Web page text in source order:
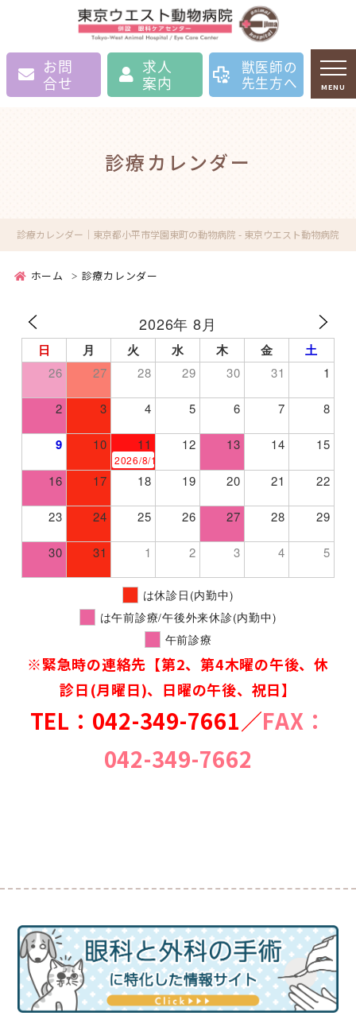
診療カレンダー｜東京都小平市学園東町の動物病院 - 東京ウエスト動物病院
お問
合せ
求人
案内
獣医師の
先生方へ
MENU
診療カレンダー
ホーム 診療カレンダー
2026年 8月
日 月 火 水 木 金 土
26 27 28 29 30 31 1
2 3 4 5 6 7 8
9 10 11 12 13 14 15
2026/8/11 山の日
16 17 18 19 20 21 22
23 24 25 26 27 28 29
30 31 1 2 3 4 5
は休診日(内勤中)
は午前診療/午後外来休診(内勤中)
午前診療
※緊急時の連絡先【第2、第4木曜の午後、休
診日(月曜日)、日曜の午後、祝日】
TEL： 042-349-7661／FAX：
042-349-7662